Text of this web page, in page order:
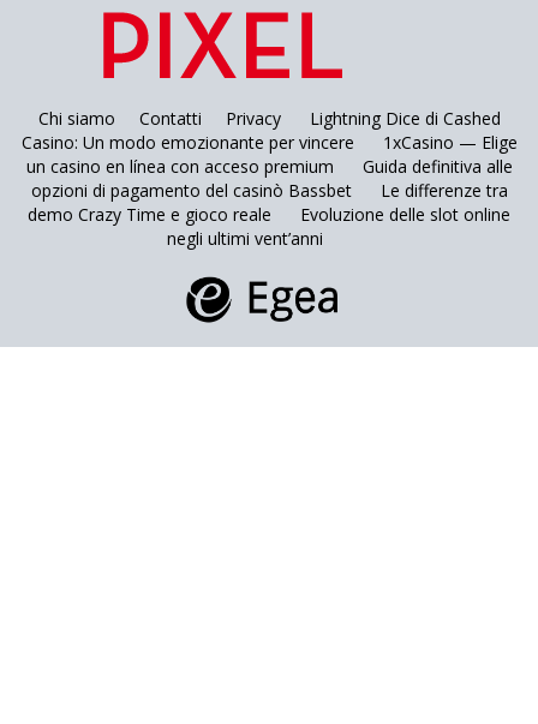
Chi siamo Contatti Privacy
Lightning Dice di Cashed
Casino: Un modo emozionante per vincere
1xCasino — Elige
un casino en línea con acceso premium
Guida definitiva alle
opzioni di pagamento del casinò Bassbet
Le differenze tra
demo Crazy Time e gioco reale
Evoluzione delle slot online
negli ultimi vent’anni